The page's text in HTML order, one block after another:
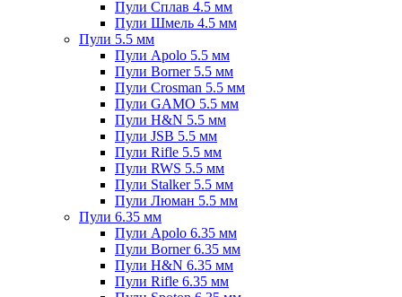
Пули Сплав 4.5 мм
Пули Шмель 4.5 мм
Пули 5.5 мм
Пули Apolo 5.5 мм
Пули Borner 5.5 мм
Пули Crosman 5.5 мм
Пули GAMO 5.5 мм
Пули H&N 5.5 мм
Пули JSB 5.5 мм
Пули Rifle 5.5 мм
Пули RWS 5.5 мм
Пули Stalker 5.5 мм
Пули Люман 5.5 мм
Пули 6.35 мм
Пули Apolo 6.35 мм
Пули Borner 6.35 мм
Пули H&N 6.35 мм
Пули Rifle 6.35 мм